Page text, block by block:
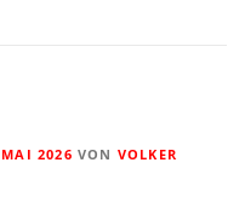
2026 VON VOLKER